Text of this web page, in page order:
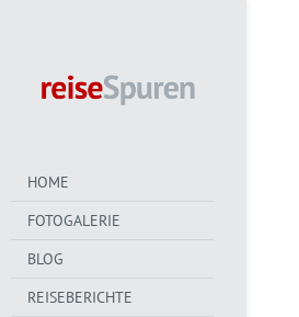
HOME
FOTOGALERIE
BLOG
REISEBERICHTE